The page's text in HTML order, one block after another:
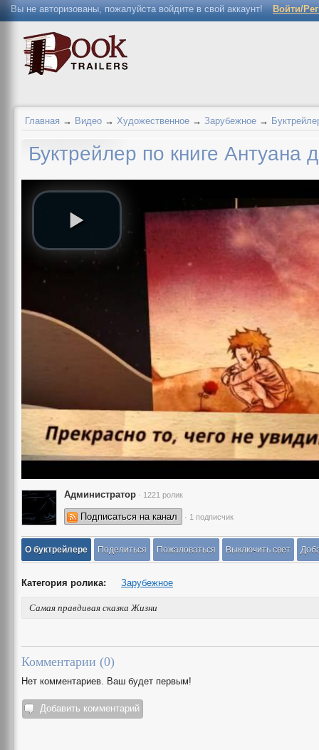
Вы не авторизованы, пожалуйста войдите в свой аккаунт! Войти/
Главная → Видео → Художественное → Зарубежное →
Буктрейлер по книге
Администратор · 1221 ролик
Подписаться на канал · 1 подписчик
О буктрейлере Поделиться Пожаловаться Выключить свет
Категория ролика: Зарубежное
Самая правдивая сказка Жизни
Комментарии (0)
Нет комментариев. Ваш будет первым!
Добавить комментарий